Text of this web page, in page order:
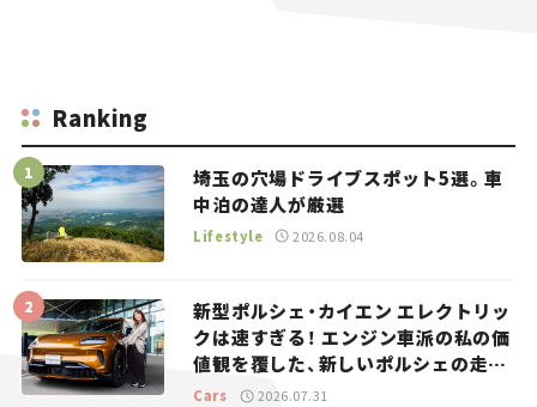
Ranking
埼玉の穴場ドライブスポット5選。車
中泊の達人が厳選
Lifestyle 2026.08.04
新型ポルシェ・カイエン エレクトリッ
クは速すぎる！ エンジン車派の私の価
値観を覆した、新しいポルシェの走
り。
Cars 2026.07.31